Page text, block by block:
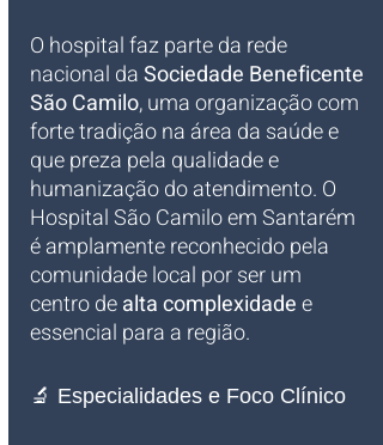
O hospital faz parte da rede
nacional da Sociedade Beneficente
São Camilo, uma organização com
forte tradição na área da saúde e
que preza pela qualidade e
humanização do atendimento. O
Hospital São Camilo em Santarém
é amplamente reconhecido pela
comunidade local por ser um
centro de alta complexidade e
essencial para a região.
🔬 Especialidades e Foco Clínico